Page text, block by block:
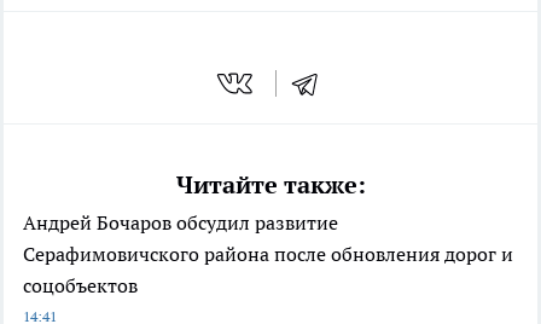
Читайте также:
Андрей Бочаров обсудил развитие
Серафимовичского района после обновления дорог и
соцобъектов
14:41